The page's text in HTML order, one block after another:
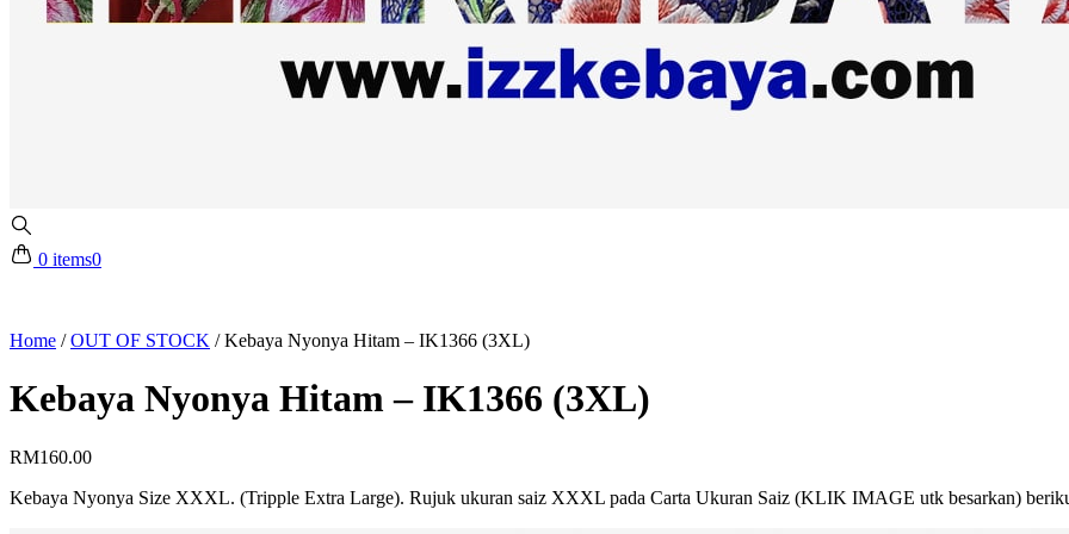
0 items0
Home /OUT OF STOCK /Kebaya Nyonya Hitam – IK1366 (3XL)
Kebaya Nyonya Hitam – IK1366 (3XL)
RM160.00
Kebaya Nyonya Size XXXL. (Tripple Extra Large). Rujuk ukuran saiz XXXL pada Carta Ukuran Saiz (KLIK IMAGE utk besarkan)